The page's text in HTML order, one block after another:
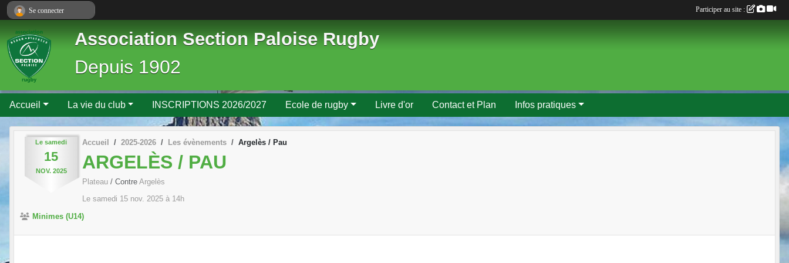
Association Section Paloise Rugby
Depuis 1902
Accueil La vie du club INSCRIPTIONS 2026/2027 Ecole de rugby Livre d'or Contact et Plan Infos pratiques
Le samedi
15
NOV. 2025
Accueil 2025-2026 Les évènements Argelès / Pau
ARGELÈS / PAU
Plateau / Contre Argelès
Le samedi 15 nov. 2025 à 14h
Minimes (U14)
Se connecter Participer au site :
Panneau de gestion des cookies